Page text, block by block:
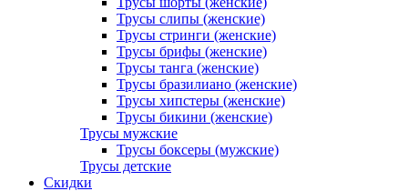
Трусы слипы (женские)
Трусы стринги (женские)
Трусы брифы (женские)
Трусы танга (женские)
Трусы бразилиано (женские)
Трусы хипстеры (женские)
Трусы бикини (женские)
Трусы мужские
Трусы боксеры (мужские)
Трусы детские
Скидки